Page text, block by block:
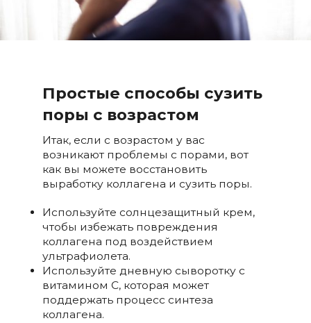
Простые способы сузить
поры с возрастом
Итак, если с возрастом у вас
возникают проблемы с порами, вот
как вы можете восстановить
выработку коллагена и сузить поры.
Используйте солнцезащитный крем,
чтобы избежать повреждения
коллагена под воздействием
ультрафиолета.
Используйте дневную сыворотку с
витамином С, которая может
поддержать процесс синтеза
коллагена.